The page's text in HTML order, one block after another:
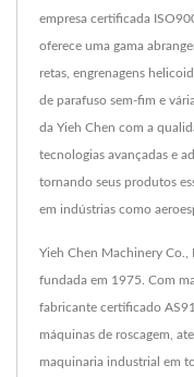
empresa certificada
oferece uma gama
retas, engrenagens
de parafuso sem-fim e
da Yieh Chen com a
tecnologias avançadas e
tornando seus produtos
em indústrias como
Yieh Chen Machinery Co.,
fundada em 1975. Com
fabricante certificado
máquinas de roscagem,
maquinaria industrial em